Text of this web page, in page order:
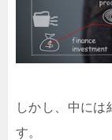
しかし、中には
す。